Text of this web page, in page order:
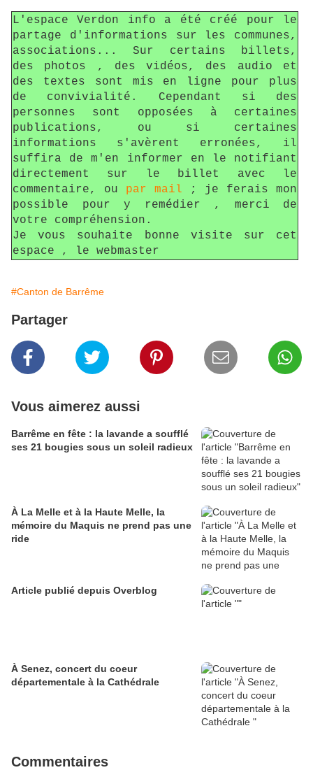
L'espace Verdon info a été créé pour le
partage d'informations sur les communes,
associations... Sur certains billets,
des photos , des vidéos, des audio et
des textes sont mis en ligne pour plus
de convivialité. Cependant si des
personnes sont opposées à certaines
publications, ou si certaines
informations s'avèrent erronées, il
suffira de m'en informer en le notifiant
directement sur le billet avec le
commentaire, ou par mail ; je ferais mon
possible pour y remédier , merci de
votre compréhension.
Je vous souhaite bonne visite sur cet
espace , le webmaster
#Canton de Barrême
Partager
Vous aimerez aussi
Barrême en fête : la lavande a soufflé
ses 21 bougies sous un soleil radieux
À La Melle et à la Haute Melle, la
mémoire du Maquis ne prend pas une
ride
Article publié depuis Overblog
À Senez, concert du coeur
départementale à la Cathédrale
Commentaires